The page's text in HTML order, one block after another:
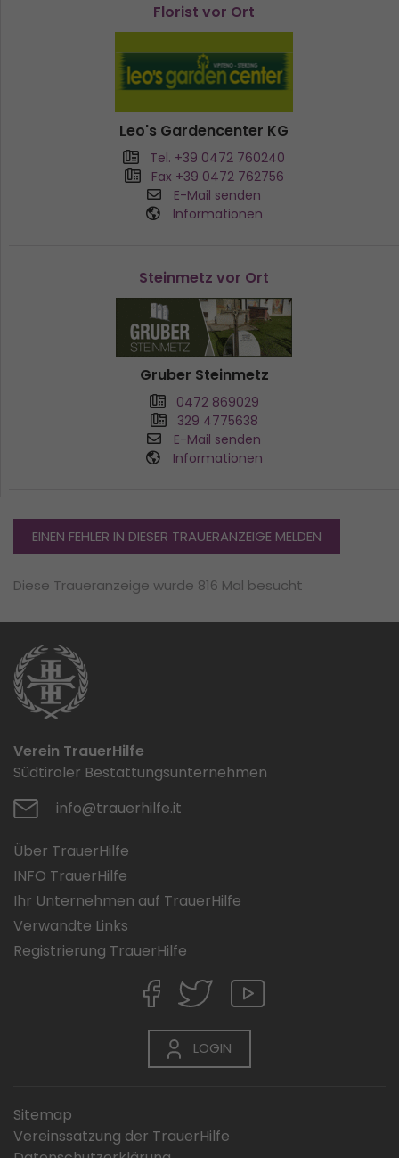
Florist vor Ort
Leo's Gardencenter KG
Tel. +39 0472 760240
Fax +39 0472 762756
E-Mail senden
Informationen
Steinmetz vor Ort
Gruber Steinmetz
0472 869029
329 4775638
E-Mail senden
Informationen
EINEN FEHLER IN DIESER TRAUERANZEIGE MELDEN
Diese Traueranzeige wurde 816 Mal besucht
Verein TrauerHilfe
Südtiroler Bestattungsunternehmen
info@trauerhilfe.it
Über TrauerHilfe
INFO TrauerHilfe
Ihr Unternehmen auf TrauerHilfe
Verwandte Links
Registrierung TrauerHilfe
LOGIN
Sitemap
Vereinssatzung der TrauerHilfe